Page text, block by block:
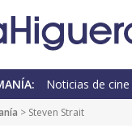
Noticias de cine
> Steven Strait